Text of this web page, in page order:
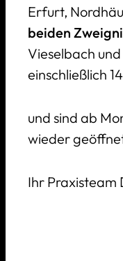
Sprechzeiten
Mo–Fr: 8–12
Täglich:
&
Anschrift
Erfurt,
beiden
Vieselbach
einschließlich
und sind ab
wieder
Ihr Praxisteam